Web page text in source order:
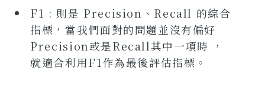
F1 : 則是 Precision、Recall 的綜合
指標，當我們面對的問題並沒有偏好
Precision或是Recall其中一項時 ，
就適合利用F1作為最後評估指標。